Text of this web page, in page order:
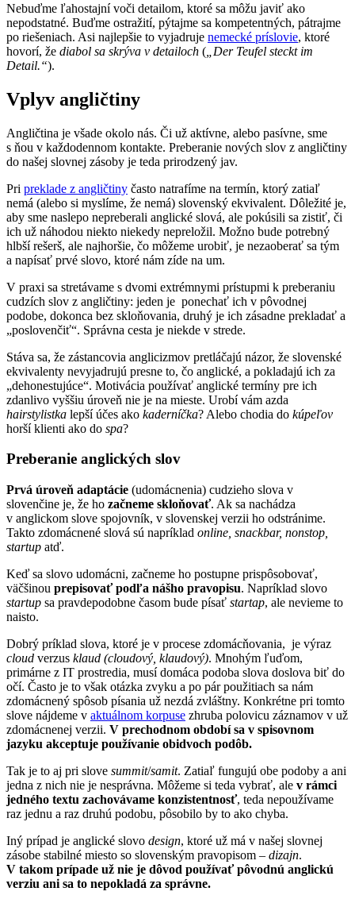
Nebuďme ľahostajní voči detailom, ktoré sa môžu javiť ako
nepodstatné. Buďme ostražití, pýtajme sa kompetentných, pátrajme
po riešeniach. Asi najlepšie to vyjadruje nemecké príslovie, ktoré
hovorí, že diabol sa skrýva v detailoch ( „Der Teufel steckt im
Detail.“).
Vplyv angličtiny
Angličtina je všade okolo nás. Či už aktívne, alebo pasívne, sme
s ňou v každodennom kontakte. Preberanie nových slov z angličtiny
do našej slovnej zásoby je teda prirodzený jav.
Pri preklade z angličtiny často natrafíme na termín, ktorý zatiaľ
nemá (alebo si myslíme, že nemá) slovenský ekvivalent. Dôležité je,
aby sme naslepo nepreberali anglické slová, ale pokúsili sa zistiť, či
ich už náhodou niekto niekedy nepreložil. Možno bude potrebný
hlbší rešerš, ale najhoršie, čo môžeme urobiť, je nezaoberať sa tým
a napísať prvé slovo, ktoré nám zíde na um.
V praxi sa stretávame s dvomi extrémnymi prístupmi k preberaniu
cudzích slov z angličtiny: jeden je ponechať ich v pôvodnej
podobe, dokonca bez skloňovania, druhý je ich zásadne prekladať a
„poslovenčiť“. Správna cesta je niekde v strede.
Stáva sa, že zástancovia anglicizmov pretláčajú názor, že slovenské
ekvivalenty nevyjadrujú presne to, čo anglické, a pokladajú ich za
„dehonestujúce“. Motivácia používať anglické termíny pre ich
zdanlivo vyššiu úroveň nie je na mieste. Urobí vám azda
hairstylistka lepší účes ako kaderníčka? Alebo chodia do kúpeľov
horší klienti ako do spa?
Preberanie anglických slov
Prvá úroveň adaptácie (udomácnenia) cudzieho slova v
slovenčine je, že ho začneme skloňovať. Ak sa nachádza
v anglickom slove spojovník, v slovenskej verzii ho odstránime.
Takto zdomácnené slová sú napríklad online, snackbar, nonstop,
startup atď.
Keď sa slovo udomácni, začneme ho postupne prispôsobovať,
väčšinou prepisovať podľa nášho pravopisu. Napríklad slovo
startup sa pravdepodobne časom bude písať startap, ale nevieme to
naisto.
Dobrý príklad slova, ktoré je v procese zdomácňovania, je výraz
cloud verzus klaud (cloudový, klaudový). Mnohým ľuďom,
primárne z IT prostredia, musí domáca podoba slova doslova biť do
očí. Často je to však otázka zvyku a po pár použitiach sa nám
zdomácnený spôsob písania už nezdá zvláštny. Konkrétne pri tomto
slove nájdeme v aktuálnom korpuse zhruba polovicu záznamov v už
zdomácnenej verzii. V prechodnom období sa v spisovnom
jazyku akceptuje používanie obidvoch podôb.
Tak je to aj pri slove summit/samit. Zatiaľ fungujú obe podoby a ani
jedna z nich nie je nesprávna. Môžeme si teda vybrať, ale v rámci
jedného textu zachovávame konzistentnosť, teda nepoužívame
raz jednu a raz druhú podobu, pôsobilo by to ako chyba.
Iný prípad je anglické slovo design, ktoré už má v našej slovnej
zásobe stabilné miesto so slovenským pravopisom – dizajn.
V takom prípade už nie je dôvod používať pôvodnú anglickú
verziu ani sa to nepokladá za správne.